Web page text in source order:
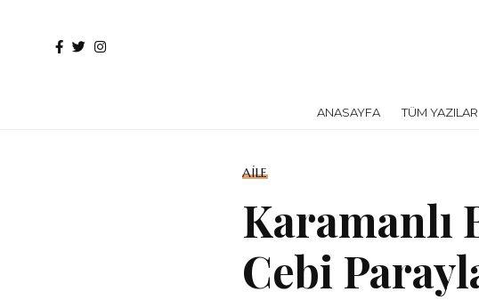
ANASAYFA TÜM YAZILAR
AILE
Karamanlı
Cebi